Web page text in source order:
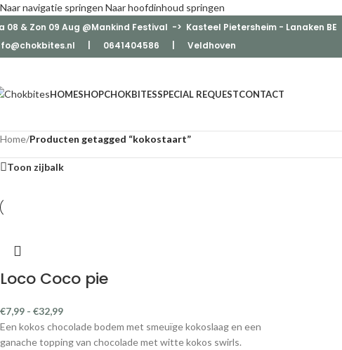
Naar navigatie springen Naar hoofdinhoud springen
08 & Zon 09 Aug @Mankind Festival -> Kasteel Pietersheim - Lanaken BE
| 0641404586 | Veldhoven
HOMESHOPCHOKBITESSPECIAL REQUESTCONTACT
Home/Producten getagged “kokostaart”
Toon zijbalk
Loco Coco pie
€7,99 - €32,99
Een kokos chocolade bodem met smeuïge kokoslaag en een
ganache topping van chocolade met witte kokos swirls.